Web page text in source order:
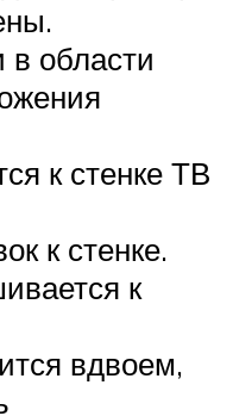
области
к стенке ТВ
к стенке.
к
вдвоем,